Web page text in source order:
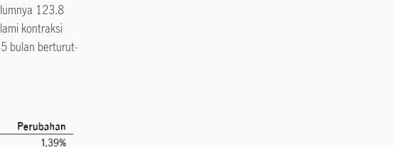
123.8
kontraksi
bulan berturut-